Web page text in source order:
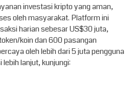
investasi kripto yang aman,
oleh masyarakat. Platform ini
harian sebesar US$30 juta,
koin dan 600 pasangan
oleh lebih dari 5 juta pengguna
lanjut, kunjungi: